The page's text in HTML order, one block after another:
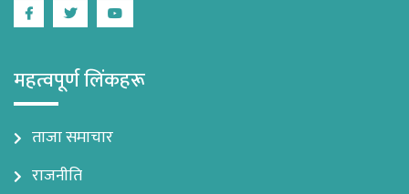
FacebookTwitterYoutube
महत्वपूर्ण लिंकहरू
ताजा समाचार
राजनीति